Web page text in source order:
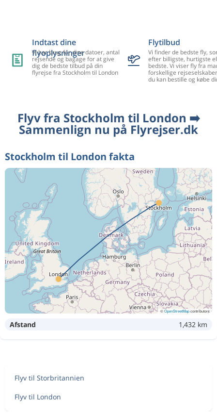
Indtast dine
flyoplysninger
Vi har brug for dine datoer, antal
rejsende og bagage for at give
dig de bedste tilbud på din
flyrejse fra Stockholm til London
Flytilbud
Vi finder de bedste fly,
efter billigste, hurtigste
bedste. Vi viser fly fra
forskellige
du kan bestille og købe
Flyv fra Stockholm til London ➡️
Sammenlign nu på Flyrejser.dk
Stockholm til London fakta
©OpenStreetMapcontributors
Afstand 1,432 km
Flyv til Storbritannien
Flyv til London